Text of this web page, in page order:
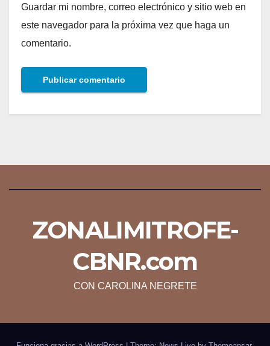
Guardar mi nombre, correo electrónico y sitio web en
este navegador para la próxima vez que haga un
comentario.
ZONALIMITROFE-
CBNR.com
CON CAROLINA NEGRETE